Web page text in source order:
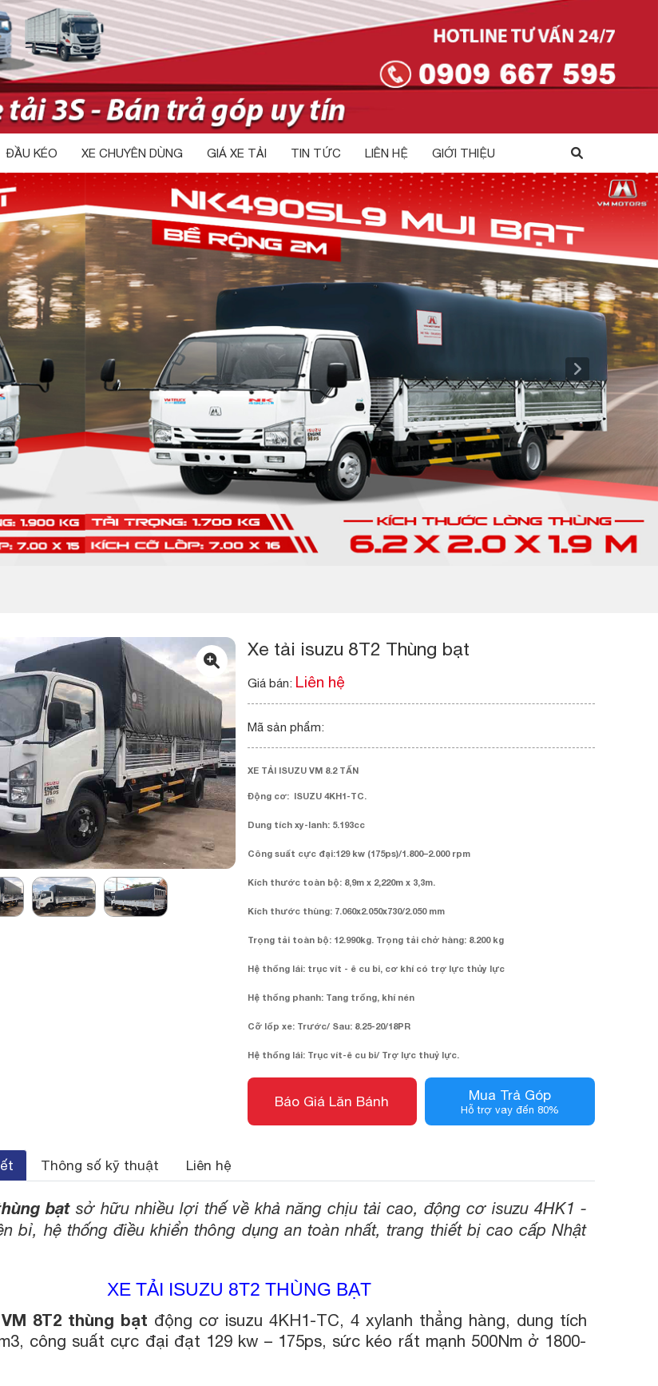
ĐẦU KÉO XE CHUYÊN DÙNG GIÁ XE TẢI TIN TỨC LIÊN HỆ GIỚI THIỆU
Xe tải isuzu 8T2 Thùng bạt
Giá bán: Liên hệ
Mã sản phẩm:
XE TẢI ISUZU VM 8.2 TẤN
Động cơ: ISUZU 4KH1-TC.
Dung tích xy-lanh: 5.193cc
Công suất cực đại:129 kw (175ps)/1.800–2.000 rpm
Kích thước toàn bộ: 8,9m x 2,220m x 3,3m.
Kích thước thùng: 7.060x2.050x730/2.050 mm
Trọng tải toàn bộ: 12.990kg. Trọng tải chở hàng: 8.200 kg
Hệ thống lái: trục vít - ê cu bi, cơ khí có trợ lực thủy lực
Hệ thống phanh: Tang trống, khí nén
Cỡ lốp xe: Trước/ Sau: 8.25-20/18PR
Hệ thống lái: Trục vít-ê cu bi/ Trợ lực thuỷ lực.
Báo Giá Lăn Bánh Mua Trả Góp
Hỗ trợ vay đến 80%
Thông số kỹ thuật Liên hệ
bạt sở hữu nhiều lợi thế về khả năng chịu tải cao, động cơ isuzu 4HK1 -
bỉ, hệ thống điều khiển thông dụng an toàn nhất, trang thiết bị cao cấp Nhật
XE TẢI ISUZU 8T2 THÙNG BẠT
8T2 thùng bạt động cơ isuzu 4KH1-TC, 4 xylanh thẳng hàng, dung tích
công suất cực đại đạt 129 kw – 175ps, sức kéo rất mạnh 500Nm ở 1800-